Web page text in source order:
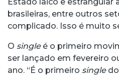
brasileiras, entre outros
complicado. Isso é muito
O singleé o primeiro
ser lançado em fevereiro
ano. “É o primeiro singledo